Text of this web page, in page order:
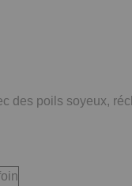
des poils soyeux,